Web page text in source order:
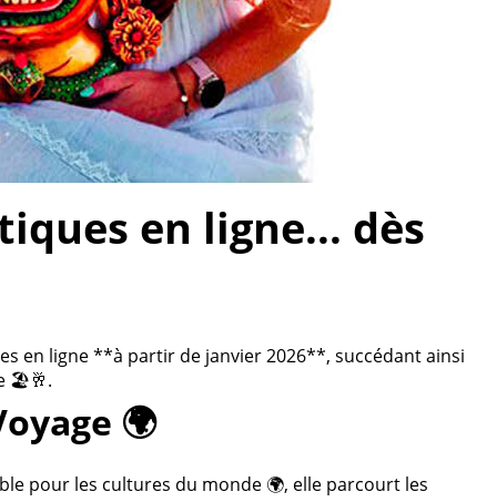
en ligne... dès
en ligne **à partir de janvier 2026**, succédant ainsi
🏖️🥂.
🌍
pour les cultures du monde 🌍, elle parcourt les